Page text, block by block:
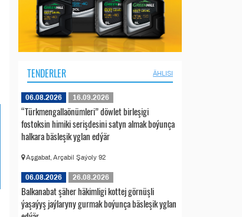
TENDERLER ÄHLISI
06.08.2026 16.09.2026
“Türkmengallaönümleri” döwlet birleşigi
fostoksin himiki serişdesini satyn almak boýunça
halkara bäsleşik yglan edýär
Aşgabat, Arçabil Şaýoly 92
06.08.2026 26.08.2026
Balkanabat şäher häkimligi kottej görnüşli
ýaşaýyş jaýlaryny gurmak boýunça bäsleşik yglan